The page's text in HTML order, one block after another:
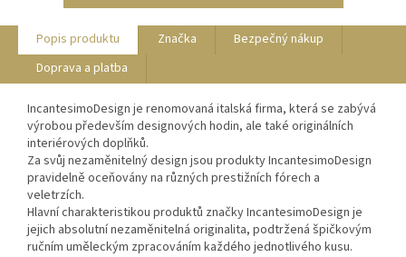
Popis produktu Značka
Bezpečný nákup
Doprava a platba
IncantesimoDesign je renomovaná italská firma, která se zabývá
výrobou především designových hodin, ale také originálních
interiérových doplňků.
Za svůj nezaměnitelný design jsou produkty IncantesimoDesign
pravidelně oceňovány na různých prestižních fórech a
veletrzích.
Hlavní charakteristikou produktů značky IncantesimoDesign je
jejich absolutní nezaměnitelná originalita, podtržená špičkovým
ručním uměleckým zpracováním každého jednotlivého kusu.